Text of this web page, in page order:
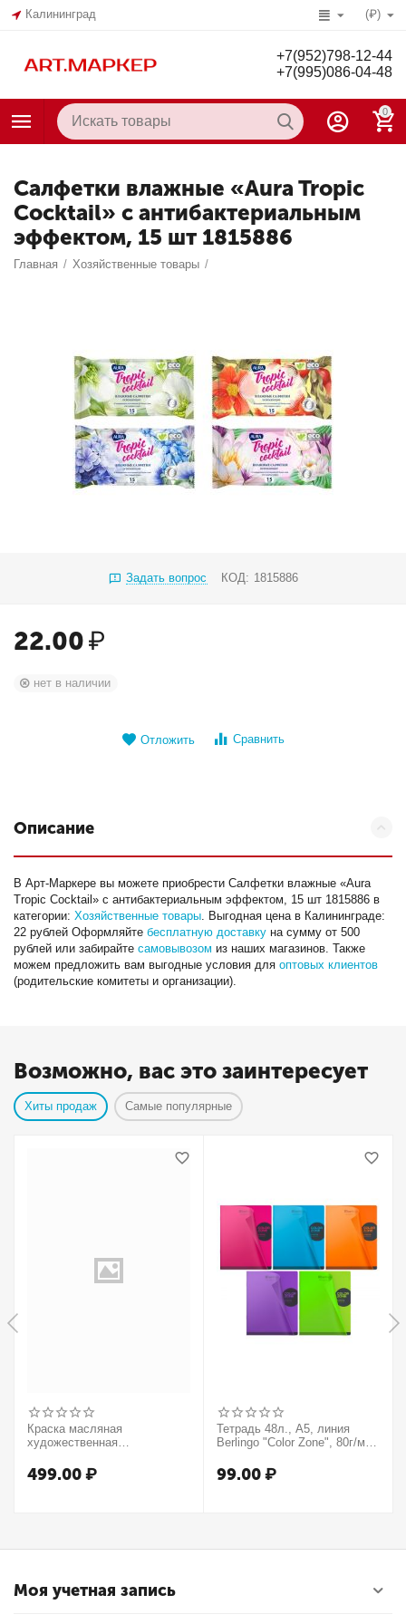
Калининград (₽)
+7(952)798-12-44
+7(995)086-04-48
0
Салфетки влажные «Aura Tropic
Cocktail» c антибактериальным
эффектом, 15 шт 1815886
Главная / Хозяйственные товары /
Задать вопрос КОД: 1815886
22.00₽
нет в наличии
Отложить Сравнить
Описание
В Арт-Маркере вы можете приобрести Салфетки влажные «Aura
Tropic Cocktail» c антибактериальным эффектом, 15 шт 1815886 в
категории:Хозяйственные товары. Выгодная цена в Калининграде:
22 рублей Оформляйтебесплатную доставку на сумму от 500
рублей или забирайтесамовывозом из наших магазинов. Также
можем предложить вам выгодные условия дляоптовых клиентов
(родительские комитеты и организации).
Возможно, вас это заинтересует
Хиты продаж Самые популярные
Краска масляная
художественная
37мл, туба, оранжевый
499.00₽
Тетрадь 48л., А5, линия
Berlingo "Color Zone", 80г/м2,
ассорти
99.00₽
Моя учетная запись